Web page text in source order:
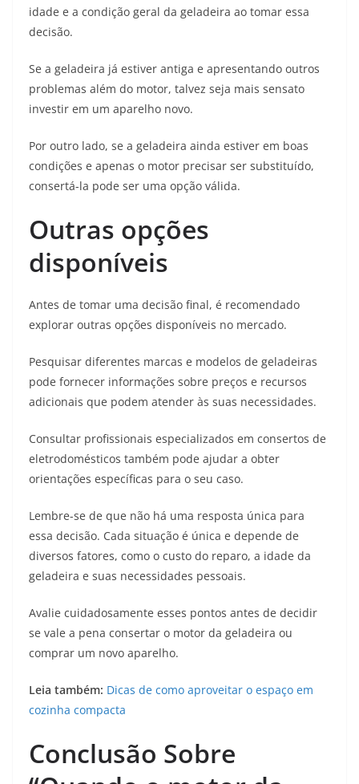
idade e a condição geral da geladeira ao tomar essa
decisão.
Se a geladeira já estiver antiga e apresentando outros
problemas além do motor, talvez seja mais sensato
investir em um aparelho novo.
Por outro lado, se a geladeira ainda estiver em boas
condições e apenas o motor precisar ser substituído,
consertá-la pode ser uma opção válida.
Outras opções
disponíveis
Antes de tomar uma decisão final, é recomendado
explorar outras opções disponíveis no mercado.
Pesquisar diferentes marcas e modelos de geladeiras
pode fornecer informações sobre preços e recursos
adicionais que podem atender às suas necessidades.
Consultar profissionais especializados em consertos de
eletrodomésticos também pode ajudar a obter
orientações específicas para o seu caso.
Lembre-se de que não há uma resposta única para
essa decisão. Cada situação é única e depende de
diversos fatores, como o custo do reparo, a idade da
geladeira e suas necessidades pessoais.
Avalie cuidadosamente esses pontos antes de decidir
se vale a pena consertar o motor da geladeira ou
comprar um novo aparelho.
Leia também: Dicas de como aproveitar o espaço em
cozinha compacta
Conclusão Sobre